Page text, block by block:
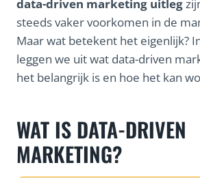
data-driven marketing uitleg
steeds vaker voorkomen in de
Maar wat betekent het eigenlijk?
leggen we uit wat data-driven
het belangrijk is en hoe het kan
WAT IS DATA-DRIVEN
MARKETING?